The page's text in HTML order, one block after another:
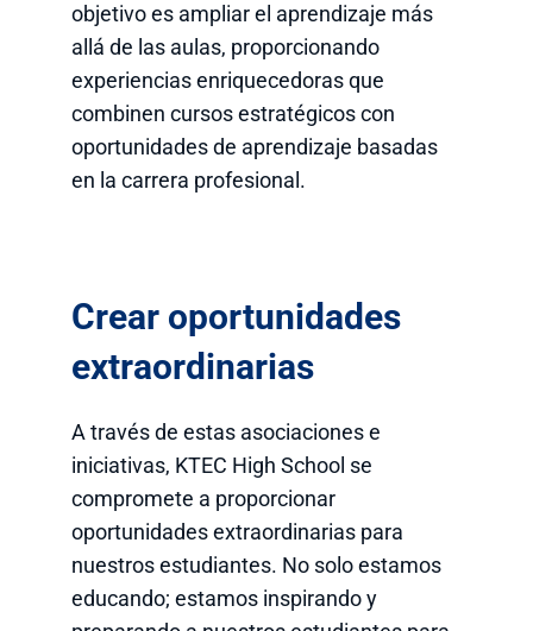
objetivo es ampliar el aprendizaje más
allá de las aulas, proporcionando
experiencias enriquecedoras que
combinen cursos estratégicos con
oportunidades de aprendizaje basadas
en la carrera profesional.
Crear oportunidades
extraordinarias
A través de estas asociaciones e
iniciativas, KTEC High School se
compromete a proporcionar
oportunidades extraordinarias para
nuestros estudiantes. No solo estamos
educando; estamos inspirando y